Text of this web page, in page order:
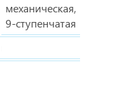
механическая,
9-ступенчатая